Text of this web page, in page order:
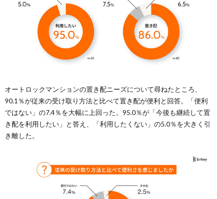
オートロックマンションの置き配ニーズについて尋ねたところ、
90.1％が従来の受け取り方法と比べて置き配が便利と回答。「便利
ではない」の7.4％を大幅に上回った。95.0％が「今後も継続して置
き配を利用したい」と答え、「利用したくない」の5.0％を大きく引
き離した。